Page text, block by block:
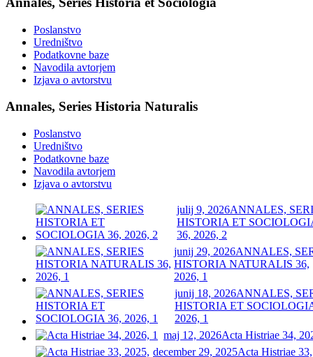
Poslanstvo
Uredništvo
Podatkovne baze
Navodila avtorjem
Izjava o avtorstvu
Annales, Series Historia Naturalis
Poslanstvo
Uredništvo
Podatkovne baze
Navodila avtorjem
Izjava o avtorstvu
julij 9, 2026ANNALES,
HISTORIA ET
36, 2026, 2
junij 29, 2026ANNALES,
HISTORIA NATURALIS 36,
2026, 1
junij 18, 2026ANNALES,
HISTORIA ET
2026, 1
maj 12, 2026Acta Histriae 34,
december 29, 2025Acta Histriae 33,